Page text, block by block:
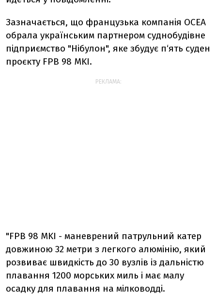
Зазначається, що французька компанія ОСЕА
обрала українським партнером суднобудівне
підприємство "Нібулон", яке збудує п‘ять суден
проєкту FPB 98 MKI.
РЕКЛАМА:
"FPB 98 MKI - маневрений патрульний катер
довжиною 32 метри з легкого алюмінію, який
розвиває швидкість до 30 вузлів із дальністю
плавання 1200 морських миль і має малу
осадку для плавання на мілководді.